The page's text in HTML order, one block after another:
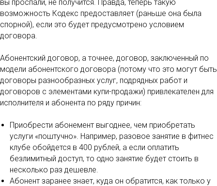
вы проспали, не получится. Правда, теперь такую
возможность Кодекс предоставляет (раньше она была
спорной), если это будет предусмотрено условием
договора.
Абонентский договор, а точнее, договор, заключенный по
модели абонентского договора (потому что это могут быть
договоры разнообразных услуг, подрядных работ и
договоров с элементами купи-продажи) привлекателен для
исполнителя и абонента по ряду причин:
Приобрести абонемент выгоднее, чем приобретать
услуги «поштучно». Например, разовое занятие в фитнес
клубе обойдется в 400 рублей, а если оплатить
безлимитный доступ, то одно занятие будет стоить в
несколько раз дешевле.
Абонент заранее знает, куда он обратится, как только у